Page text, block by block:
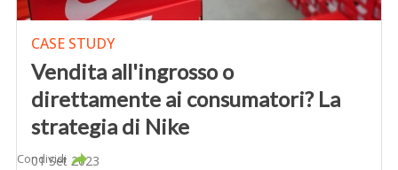
CASE STUDY
Vendita all'ingrosso o
direttamente ai consumatori? La
strategia di Nike
01 Set 2023
Condividi